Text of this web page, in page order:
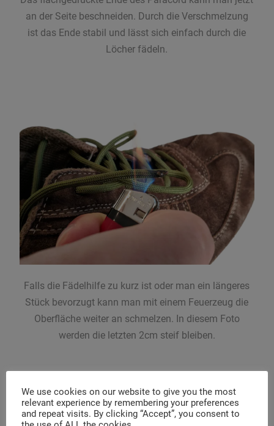
an der Seite beschneiden. Durch die Verschmelzung
ist das Ende stabil und lässt sich einfach durch die
Löcher fädeln.
Falls die Fädelhilfe zu kurz ist oder man ein längeres
Stück bevorzugt kann man mit einem Feuerzeug die
Oberfläche weiter an schmelzen. In diesem Foto
werden die letzten 2cm steif bleiben.
We use cookies on our website to give you the most
relevant experience by remembering your preferences
and repeat visits. By clicking “Accept”, you consent to